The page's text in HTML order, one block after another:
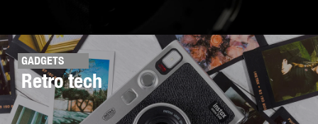
GADGETS
Retro tech